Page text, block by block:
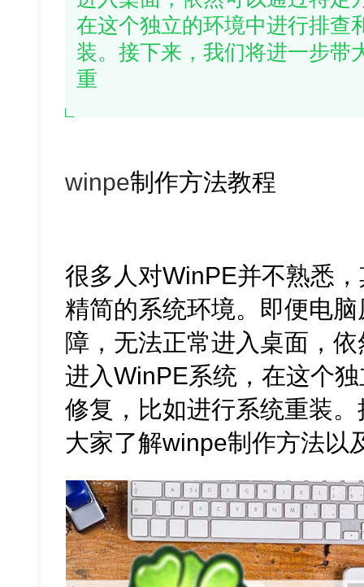
在这个独立的环境中进行排查
装。接下来，我们将进一步带
重
winpe制作方法教程
很多人对WinPE并不熟悉
精简的系统环境。即便电
障，无法正常进入桌面，
进入WinPE系统，在这个
修复，比如进行系统重装
大家了解winpe制作方法以